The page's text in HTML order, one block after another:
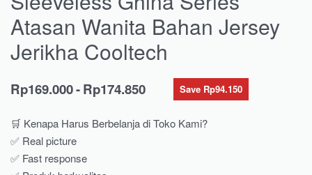
Atasan Wanita Bahan Jersey
Jerikha Cooltech
Rp169.000 Rp174.850 Save Rp94.150
🛒 Kenapa Harus Berbelanja di Toko Kami?
✅ Real picture
✅ Fast response